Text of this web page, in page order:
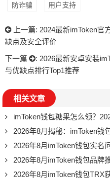
防诈骗 用户支持
上一篇: 2024最新imToken官
缺点及安全评价
下一篇
: 2026最新安卓安装
与优缺点排行Top1推荐
相关文章
imToken钱包糖果怎么领？2026年8月
2026年8月揭秘：imToken钱
2026年8月imToken钱包实名
2026年8月imToken钱包品牌
2026年8月imToken钱包TRX获